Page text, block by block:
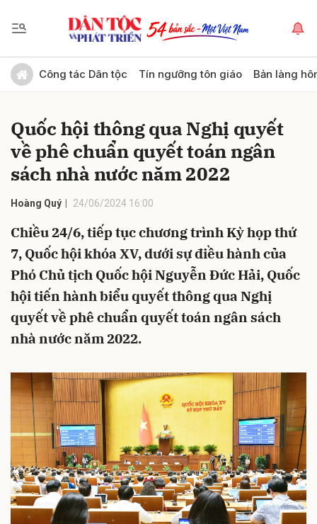
Công tác Dân tộc Tín ngưỡng tôn giáo Bản làng
Quốc hội thông qua Nghị quyết
về phê chuẩn quyết toán ngân
sách nhà nước năm 2022
Hoàng Quý 24/06/2024 16:00
Chiều 24/6, tiếp tục chương trình Kỳ họp thứ
7, Quốc hội khóa XV, dưới sự điều hành của
Phó Chủ tịch Quốc hội Nguyễn Đức Hải, Quốc
hội tiến hành biểu quyết thông qua Nghị
quyết về phê chuẩn quyết toán ngân sách
nhà nước năm 2022.
Gửi bình luận